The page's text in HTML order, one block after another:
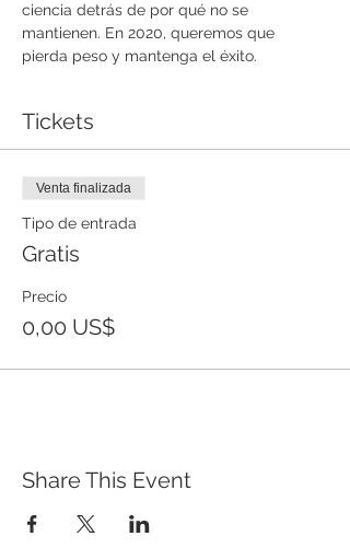
ciencia detrás de por qué no se
mantienen. En 2020, queremos que
pierda peso y mantenga el éxito.
Tickets
Venta finalizada
Tipo de entrada
Gratis
Precio
0,00 US$
Share This Event